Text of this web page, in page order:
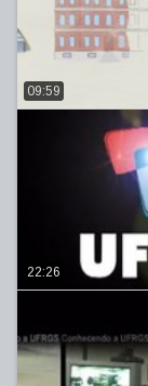
09:59
22:26